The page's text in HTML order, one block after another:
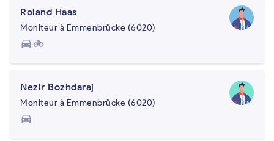
Roland Haas
Moniteur à Emmenbrücke (6020)
directions_carmotorcycle
Nezir Bozhdaraj
Moniteur à Emmenbrücke (6020)
directions_car